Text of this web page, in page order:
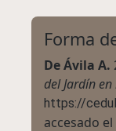
Forma
De Ávila A.
del Jardín
https://
accesado